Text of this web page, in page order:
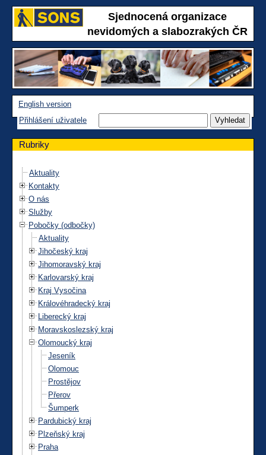
Sjednocená organizace
nevidomých a slabozrakých ČR
English version
Přihlášení uživatele
Rubriky
Aktuality
Kontakty
O nás
Služby
Pobočky (odbočky)
Aktuality
Jihočeský kraj
Jihomoravský kraj
Karlovarský kraj
Kraj Vysočina
Královéhradecký kraj
Liberecký kraj
Moravskoslezský kraj
Olomoucký kraj
Jeseník
Olomouc
Prostějov
Přerov
Šumperk
Pardubický kraj
Plzeňský kraj
Praha